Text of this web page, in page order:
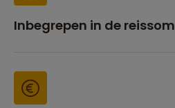
Inbegrepen in de reissom